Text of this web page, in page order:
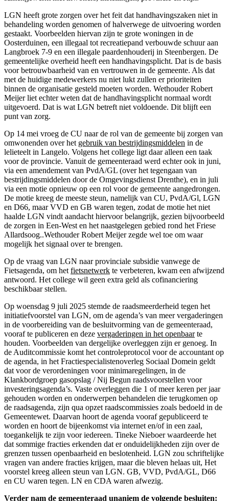
LGN heeft grote zorgen over het feit dat handhavingszaken niet in
behandeling worden genomen of halverwege de uitvoering worden
gestaakt. Voorbeelden hiervan zijn te grote woningen in de
Oosterduinen, een illegaal tot recreatiepand verbouwde schuur aan
Langbroek 7-9 en een illegale paardenhouderij in Steenbergen. De
gemeentelijke overheid heeft een handhavingsplicht. Dat is de basis
voor betrouwbaarheid van en vertrouwen in de gemeente. Als dat
met de huidige medewerkers nu niet lukt zullen er prioriteiten
binnen de organisatie gesteld moeten worden. Wethouder Robert
Meijer liet echter weten dat de handhavingsplicht normaal wordt
uitgevoerd. Dat is wat LGN betreft niet voldoende. Dit blijft een
punt van zorg.
Op 14 mei vroeg de CU naar de rol van de gemeente bij zorgen van
omwonenden over het gebruik van bestrijdingsmiddelen in de
lelieteelt in Langelo. Volgens het college ligt daar alleen een taak
voor de provincie. Vanuit de gemeenteraad werd echter ook in juni,
via een amendement van PvdA/GL (over het tegengaan van
bestrijdingsmiddelen door de Omgevingsdienst Drenthe), en in juli
via een motie opnieuw op een rol voor de gemeente aangedrongen.
De motie kreeg de meeste steun, namelijk van CU, PvdA/Gl, LGN
en D66, maar VVD en GB waren tegen, zodat de motie het niet
haalde LGN vindt aandacht hiervoor belangrijk, gezien bijvoorbeeld
de zorgen in Een-West en het naastgelegen gebied rond het Friese
Allardsoog..Wethouder Robert Meijer zegde wel toe om waar
mogelijk het signaal over te brengen.
Op de vraag van LGN naar provinciale subsidie vanwege de
Fietsagenda, om het fietsnetwerk te verbeteren, kwam een afwijzend
antwoord. Het college wil geen extra geld als cofinanciering
beschikbaar stellen.
Op woensdag 9 juli 2025 stemde de raadsmeerderheid tegen het
initiatiefvoorstel van LGN, om de agenda’s van meer vergaderingen
in de voorbereiding van de besluitvorming van de gemeenteraad,
vooraf te publiceren en deze vergaderingen in het openbaarte
houden. Voorbeelden van dergelijke overleggen zijn er genoeg. In
de Auditcommissie komt het controleprotocol voor de accountant op
de agenda, in het Fractiespecialistenoverleg Sociaal Domein geldt
dat voor de verordeningen voor minimaregelingen, in de
Klankbordgroep gasopslag / Nij Begun raadsvoorstellen voor
investeringsagenda’s. Vaste overleggen die 1 of meer keren per jaar
gehouden worden en onderwerpen behandelen die terugkomen op
de raadsagenda, zijn qua opzet raadscommissies zoals bedoeld in de
Gemeentewet. Daarvan hoort de agenda vooraf gepubliceerd te
worden en hoort de bijeenkomst via internet en/of in een zaal,
toegankelijk te zijn voor iedereen. Tineke Nieboer waardeerde het
dat sommige fracties erkenden dat er onduidelijkheden zijn over de
grenzen tussen openbaarheid en beslotenheid. LGN zou schriftelijke
vragen van andere fracties krijgen, maar die bleven helaas uit, Het
voorstel kreeg alleen steun van LGN. GB, VVD, PvdA/GL, D66
en CU waren tegen. LN en CDA waren afwezig.
Verder nam de gemeenteraad unaniem de volgende besluiten: